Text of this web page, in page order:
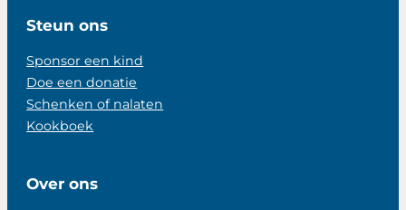
Steun ons
Sponsor een kind
Doe een donatie
Schenken of nalaten
Kookboek
Over ons